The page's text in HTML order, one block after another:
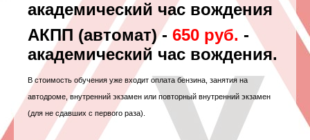
академический час вождения
АКПП (автомат) - 650 руб. -
академический час вождения.
В стоимость обучения уже входит оплата бензина, занятия на
автодроме, внутренний экзамен или повторный внутренний экзамен
(для не сдавших с первого раза).